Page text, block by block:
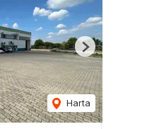
Harta
Next